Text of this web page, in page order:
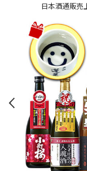
日本酒通販売